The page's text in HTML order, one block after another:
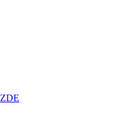
ZDE